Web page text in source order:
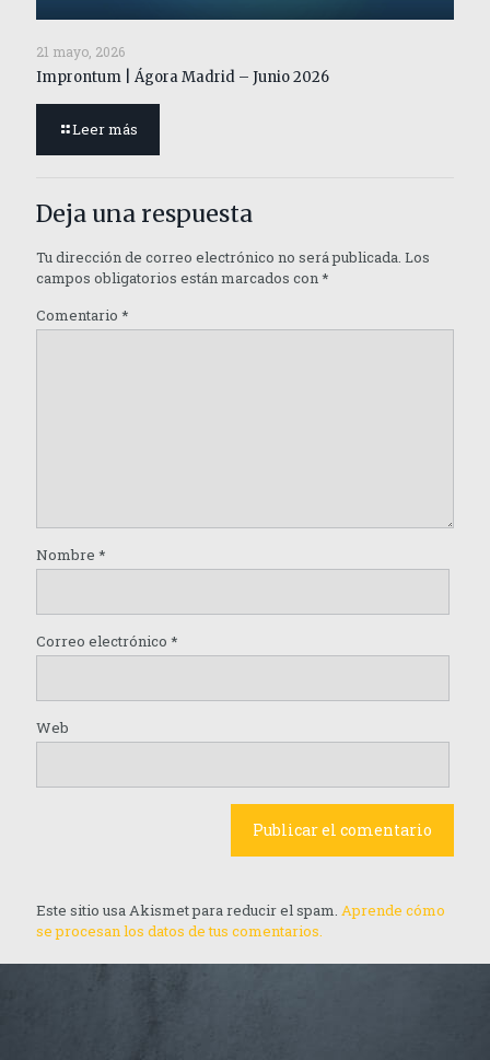
21 mayo, 2026
Improntum | Ágora Madrid – Junio 2026
Leer más
Deja una respuesta
Tu dirección de correo electrónico no será publicada. Los
campos obligatorios están marcados con*
Comentario *
Nombre *
Correo electrónico *
Web
Este sitio usa Akismet para reducir el spam. Aprende cómo
se procesan los datos de tus comentarios.